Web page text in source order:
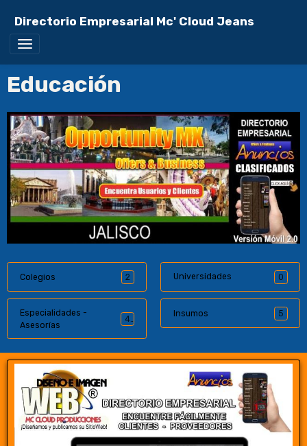
Directorio Empresarial Mc' Cloud Jeans
Educación
Colegios 2 Universidades 0
Especialidades -
Asesorías
Insumos 5